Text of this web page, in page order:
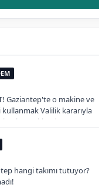
Gaziantep'te o makine ve
Valilik kararıyla
yasaklandı
hangi takımı tutuyor?